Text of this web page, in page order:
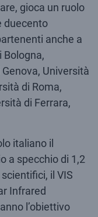
gioca un ruolo
duecento
anche a
Bologna,
Università
di Roma,
di Ferrara,
italiano il
a specchio di 1,2
il VIS
Infrared
l’obiettivo